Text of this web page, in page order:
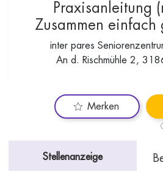
Praxisanleitung
Zusammen einfach
inter pares
An d. Rischmühle 2,
Merken
Stellenanzeige